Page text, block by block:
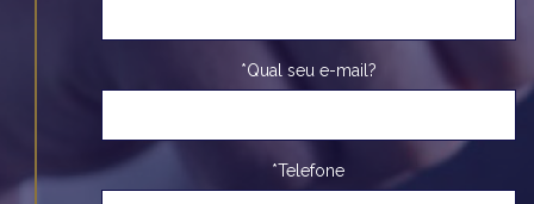
*Qual seu e-mail?
*Telefone